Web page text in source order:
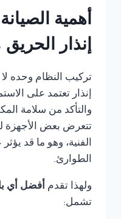
أهمية
إنذار الحريق
تركيب النظام وحده
إنذار تعتمد على
والتأكد من سلامة
تتعرض بعض الأجهزة
الفنية، وهو ما قد
الطوارئ.
ولهذا تقدم أفضل أي
تشمل: